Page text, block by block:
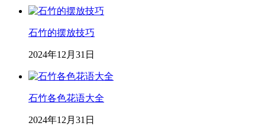
石竹的摆放技巧
2024年12月31日
石竹各色花语大全
2024年12月31日